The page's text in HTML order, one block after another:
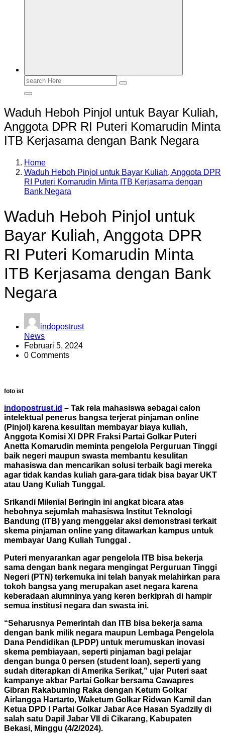
Search
Waduh Heboh Pinjol untuk Bayar Kuliah,
Anggota DPR RI Puteri Komarudin Minta
ITB Kerjasama dengan Bank Negara
Home
Waduh Heboh Pinjol untuk Bayar Kuliah, Anggota DPR
RI Puteri Komarudin Minta ITB Kerjasama dengan
Bank Negara
Waduh Heboh Pinjol untuk
Bayar Kuliah, Anggota DPR
RI Puteri Komarudin Minta
ITB Kerjasama dengan Bank
Negara
indopostrust
News
Februari 5, 2024
0 Comments
foto ist
indopostrust.id – Tak rela mahasiswa sebagai calon
intelektual penerus bangsa terjerat pinjaman online
(Pinjol) karena kesulitan membayar biaya kuliah,
Anggota Komisi XI DPR Fraksi Partai Golkar Puteri
Anetta Komarudin meminta pengelola Perguruan Tinggi
baik negeri maupun swasta membantu kesulitan
mahasiswa dan mencarikan solusi terbaik bagi mereka
agar tidak kandas kuliah gara-gara tidak bisa bayar UKT
atau Uang Kuliah Tunggal.
Srikandi Milenial Beringin ini angkat bicara atas
hebohnya sejumlah mahasiswa Institut Teknologi
Bandung (ITB) yang menggelar aksi demonstrasi terkait
skema pinjaman online yang ditawarkan kampus untuk
membayar Uang Kuliah Tunggal .
Puteri menyarankan agar pengelola ITB bisa bekerja
sama dengan bank negara mengingat Perguruan Tinggi
Negeri (PTN) terkemuka ini telah banyak melahirkan para
tokoh bangsa yang merupakan aset negara karena
keberadaan alumninya yang keren berkiprah di hampir
semua institusi negara dan swasta ini.
“Seharusnya Pemerintah dan ITB bisa bekerja sama
dengan bank milik negara maupun Lembaga Pengelola
Dana Pendidikan (LPDP) untuk merumuskan inovasi
skema pembiayaan, seperti pinjaman bagi pelajar
dengan bunga 0 persen (student loan), seperti yang
sudah diterapkan di Amerika Serikat,” ujar Puteri saat
kampanye akbar Partai Golkar bersama Cawapres
Gibran Rakabuming Raka dengan Ketum Golkar
Airlangga Hartarto, Waketum Golkar Ridwan Kamil dan
Ketua DPD I Partai Golkar Jabar Ace Hasan Syadzily di
salah satu Dapil Jabar VII di Cikarang, Kabupaten
Bekasi, Minggu (4/2/2024).